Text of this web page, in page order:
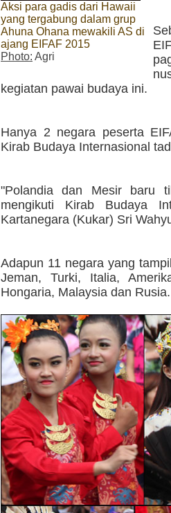
Aksi para gadis dari Hawaii
yang tergabung dalam grup
Ahuna Ohana mewakili AS di
ajang EIFAF 2015
Photo: Agri
kegiatan pawai budaya ini.
Hanya 2 negara peserta
Kirab Budaya Internasional
"Polandia dan Mesir baru
mengikuti Kirab Budaya
Kartanegara (Kukar) Sri
Adapun 11 negara yang
Jeman, Turki, Italia,
Hongaria, Malaysia dan Rusia.